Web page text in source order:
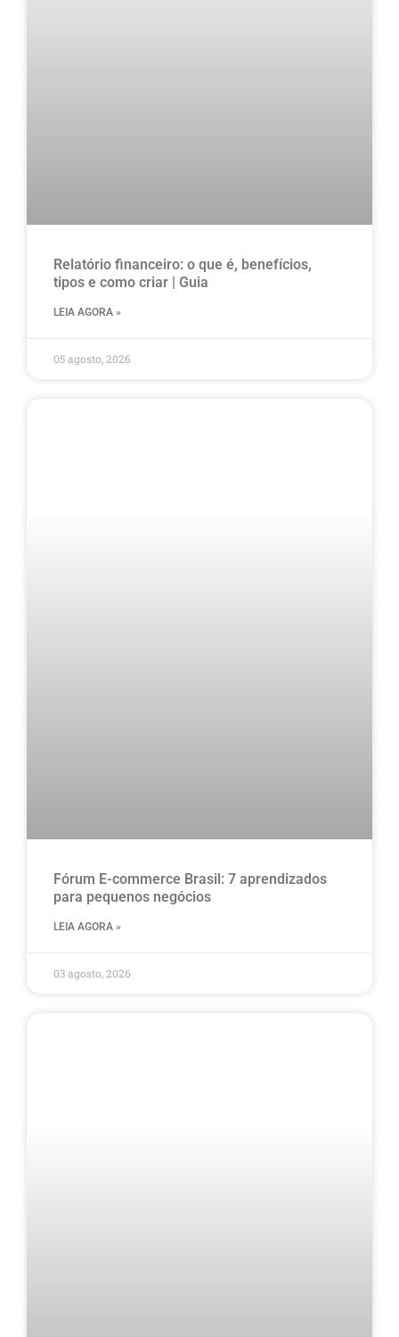
Relatório financeiro: o que é, benefícios,
tipos e como criar | Guia
LEIA AGORA »
05 agosto, 2026
Fórum E-commerce Brasil: 7 aprendizados
para pequenos negócios
LEIA AGORA »
03 agosto, 2026